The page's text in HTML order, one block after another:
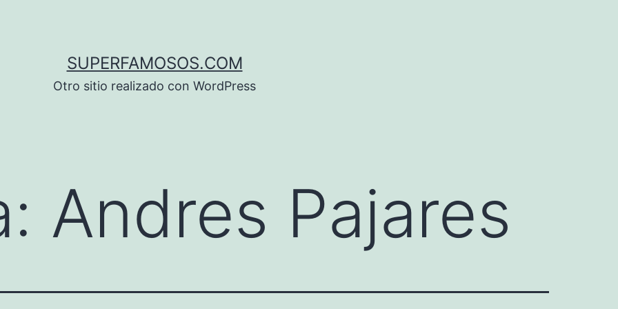
SUPERFAMOSOS.COM
Otro sitio realizado con WordPress
Andres Pajares